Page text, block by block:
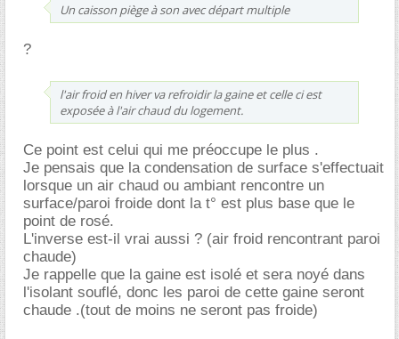
Un caisson piège à son avec départ multiple
?
l'air froid en hiver va refroidir la gaine et celle ci est
exposée à l'air chaud du logement.
Ce point est celui qui me préoccupe le plus .
Je pensais que la condensation de surface s'effectuait
lorsque un air chaud ou ambiant rencontre un
surface/paroi froide dont la t° est plus base que le
point de rosé.
L'inverse est-il vrai aussi ? (air froid rencontrant paroi
chaude)
Je rappelle que la gaine est isolé et sera noyé dans
l'isolant souflé, donc les paroi de cette gaine seront
chaude .(tout de moins ne seront pas froide)